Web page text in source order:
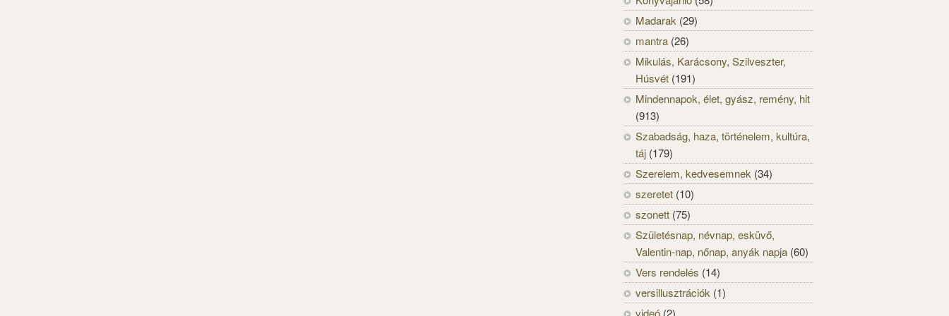
Madarak (29)
mantra (26)
Mikulás, Karácsony, Szilveszter,
Húsvét (191)
Mindennapok, élet, gyász, remény, hit
(913)
Szabadság, haza, történelem, kultúra,
táj (179)
Szerelem, kedvesemnek (34)
szeretet (10)
szonett (75)
Születésnap, névnap, esküvő,
Valentin-nap, nőnap, anyák napja (60)
Vers rendelés (14)
versillusztrációk (1)
videó (2)